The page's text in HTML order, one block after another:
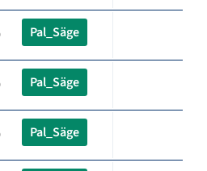
Pal_Säge
Pal_Säge
Pal_Säge